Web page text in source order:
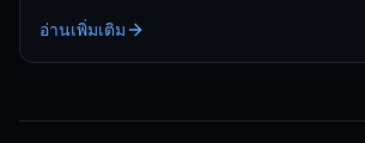
อ่านเพิ่มเติม